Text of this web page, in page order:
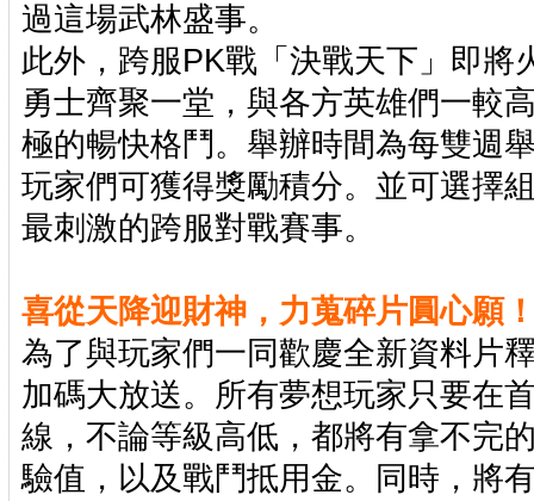
過這場武林盛事。
此外，跨服PK戰「決戰天下」即將
勇士齊聚一堂，與各方英雄們一較
極的暢快格鬥。舉辦時間為每雙週
玩家們可獲得獎勵積分。並可選擇
最刺激的跨服對戰賽事。
喜從天降迎財神，力蒐碎片圓心願
為了與玩家們一同歡慶全新資料片
加碼大放送。所有夢想玩家只要在
線，不論等級高低，都將有拿不完
驗值，以及戰鬥抵用金。同時，將